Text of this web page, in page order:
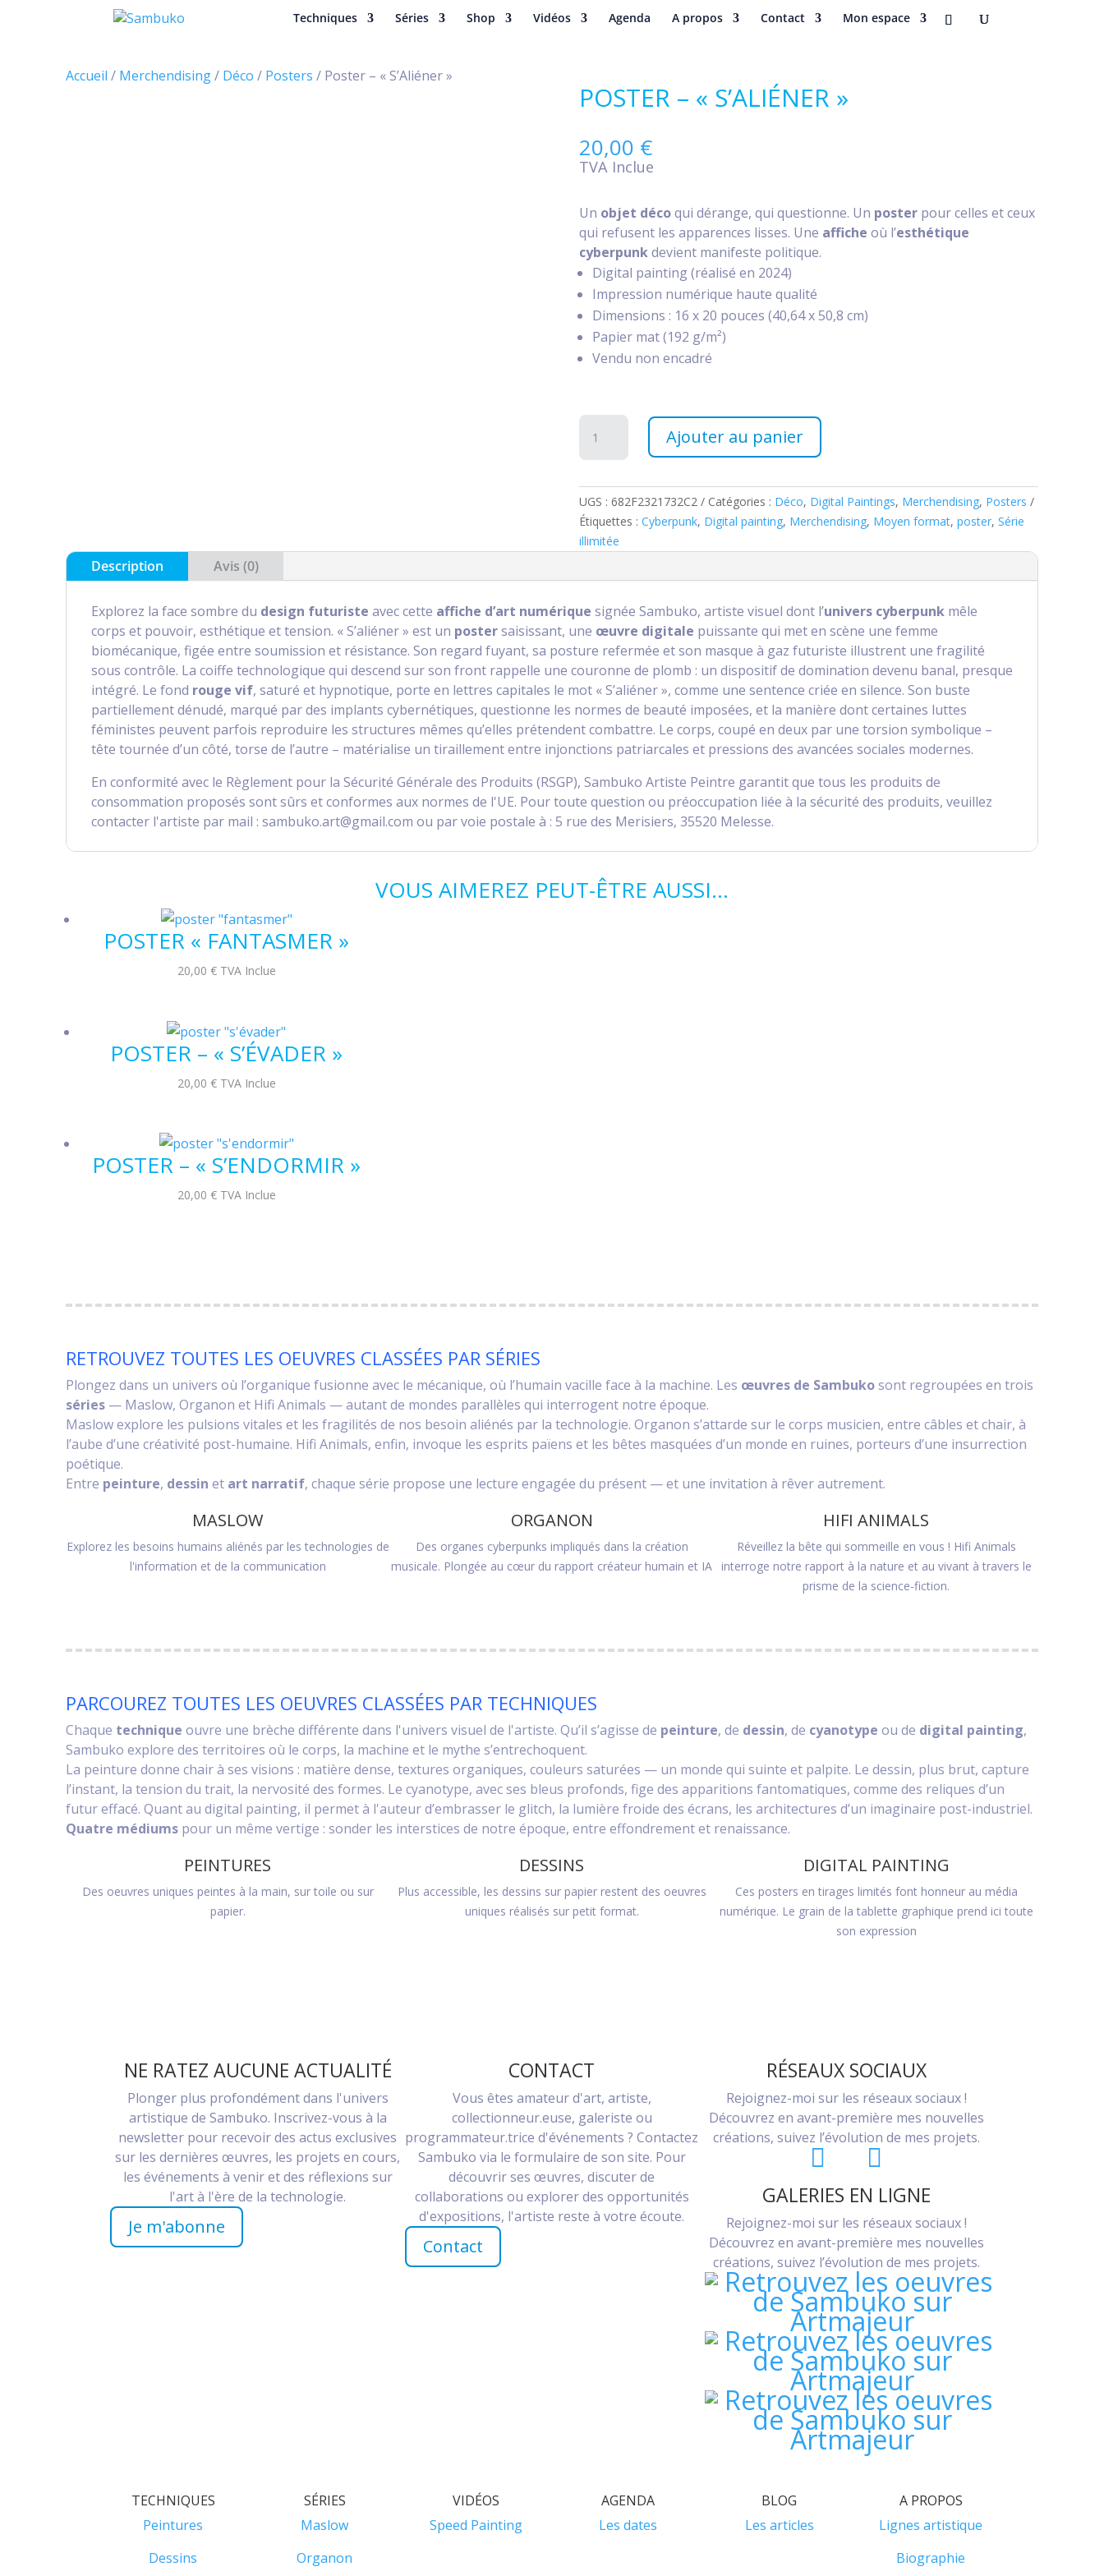
Techniques Séries Shop Vidéos Agenda A propos Contact Mon espace
Accueil / Merchendising/ Déco / Posters / Poster – « S’Aliéner »
POSTER – « S’ALIÉNER »
20,00 €
TVA Inclue
Un objet décoqui dérange, qui questionne. Un posterpour celles et ceux
qui refusent les apparences lisses. Une affiche où l’esthétique
cyberpunkdevient manifeste politique.
Digital painting (réalisé en 2024)
Impression numérique haute qualité
Dimensions : 16 x 20 pouces (40,64 x 50,8 cm)
Papier mat (192 g/m²)
Vendu non encadré
quantité
Poster
-
"S'Aliéner"
Ajouter au panier
UGS : 682F2321732C2 Catégories : Déco, Digital Paintings, Merchendising, Posters
Étiquettes : Cyberpunk, Digital painting, Merchendising, Moyen format, poster, Série
illimitée
Description Avis (0)
Explorez la face sombre du design futuriste avec cette affiche d’art numérique signée Sambuko, artiste visuel dont l’univers cyberpunk mêle
corps et pouvoir, esthétique et tension. « S’aliéner » est un postersaisissant, une œuvre digitale puissante qui met en scène une femme
biomécanique, figée entre soumission et résistance. Son regard fuyant, sa posture refermée et son masque à gaz futuriste illustrent une fragilité
sous contrôle. La coiffe technologique qui descend sur son front rappelle une couronne de plomb : un dispositif de domination devenu banal, presque
intégré. Le fond rouge vif, saturé et hypnotique, porte en lettres capitales le mot « S’aliéner », comme une sentence criée en silence. Son buste
partiellement dénudé, marqué par des implants cybernétiques, questionne les normes de beauté imposées, et la manière dont certaines luttes
féministes peuvent parfois reproduire les structures mêmes qu’elles prétendent combattre. Le corps, coupé en deux par une torsion symbolique –
tête tournée d’un côté, torse de l’autre – matérialise un tiraillement entre injonctions patriarcales et pressions des avancées sociales modernes.
En conformité avec le Règlement pour la Sécurité Générale des Produits (RSGP), Sambuko Artiste Peintre garantit que tous les produits de
consommation proposés sont sûrs et conformes aux normes de l'UE. Pour toute question ou préoccupation liée à la sécurité des produits, veuillez
contacter l'artiste par mail : sambuko.art@gmail.com ou par voie postale à : 5 rue des Merisiers, 35520 Melesse.
VOUS AIMEREZ PEUT-ÊTRE AUSSI…
POSTER « FANTASMER »
20,00 € TVA Inclue
POSTER – « S’ÉVADER »
20,00 € TVA Inclue
POSTER – « S’ENDORMIR »
20,00 € TVA Inclue
RETROUVEZ TOUTES LES OEUVRES CLASSÉES PAR SÉRIES
Plongez dans un univers où l’organique fusionne avec le mécanique, où l’humain vacille face à la machine. Les œuvres de Sambukosont regroupées en trois
séries — Maslow, Organon et Hifi Animals — autant de mondes parallèles qui interrogent notre époque.
Maslow explore les pulsions vitales et les fragilités de nos besoin aliénés par la technologie. Organon s’attarde sur le corps musicien, entre câbles et chair, à
l’aube d’une créativité post-humaine. Hifi Animals, enfin, invoque les esprits païens et les bêtes masquées d’un monde en ruines, porteurs d’une insurrection
poétique.
Entre peinture, dessin et art narratif, chaque série propose une lecture engagée du présent — et une invitation à rêver autrement.
MASLOW
Explorez les besoins humains aliénés par les technologies de
l'information et de la communication
ORGANON
Des organes cyberpunks impliqués dans la création
musicale. Plongée au cœur du rapport créateur humain et IA
HIFI ANIMALS
Réveillez la bête qui sommeille en vous ! Hifi Animals
interroge notre rapport à la nature et au vivant à travers le
prisme de la science-fiction.
PARCOUREZ TOUTES LES OEUVRES CLASSÉES PAR TECHNIQUES
Chaque technique ouvre une brèche différente dans l'univers visuel de l'artiste. Qu’il s’agisse de peinture, de dessin, de cyanotype ou de digital painting,
Sambuko explore des territoires où le corps, la machine et le mythe s’entrechoquent.
La peinture donne chair à ses visions : matière dense, textures organiques, couleurs saturées — un monde qui suinte et palpite. Le dessin, plus brut, capture
l’instant, la tension du trait, la nervosité des formes. Le cyanotype, avec ses bleus profonds, fige des apparitions fantomatiques, comme des reliques d’un
futur effacé. Quant au digital painting, il permet à l'auteur d’embrasser le glitch, la lumière froide des écrans, les architectures d’un imaginaire post-industriel.
Quatre médiums pour un même vertige : sonder les interstices de notre époque, entre effondrement et renaissance.
PEINTURES
Des oeuvres uniques peintes à la main, sur toile ou sur
papier.
DESSINS
Plus accessible, les dessins sur papier restent des oeuvres
uniques réalisés sur petit format.
DIGITAL PAINTING
Ces posters en tirages limités font honneur au média
numérique. Le grain de la tablette graphique prend ici toute
son expression
NE RATEZ AUCUNE ACTUALITÉ
Plonger plus profondément dans l'univers
artistique de Sambuko. Inscrivez-vous à la
newsletter pour recevoir des actus exclusives
sur les dernières œuvres, les projets en cours,
les événements à venir et des réflexions sur
l'art à l'ère de la technologie.
Je m'abonne
CONTACT
Vous êtes amateur d'art, artiste,
collectionneur.euse, galeriste ou
programmateur.trice d'événements ? Contactez
Sambuko via le formulaire de son site. Pour
découvrir ses œuvres, discuter de
collaborations ou explorer des opportunités
d'expositions, l'artiste reste à votre écoute.
Contact
RÉSEAUX SOCIAUX
Rejoignez-moi sur les réseaux sociaux !
Découvrez en avant-première mes nouvelles
créations, suivez l’évolution de mes projets.
GALERIES EN LIGNE
Rejoignez-moi sur les réseaux sociaux !
Découvrez en avant-première mes nouvelles
créations, suivez l’évolution de mes projets.
TECHNIQUES
Peintures
Dessins
SÉRIES
Maslow
Organon
VIDÉOS
Speed Painting
AGENDA
Les dates
BLOG
Les articles
A PROPOS
Lignes artistique
Biographie